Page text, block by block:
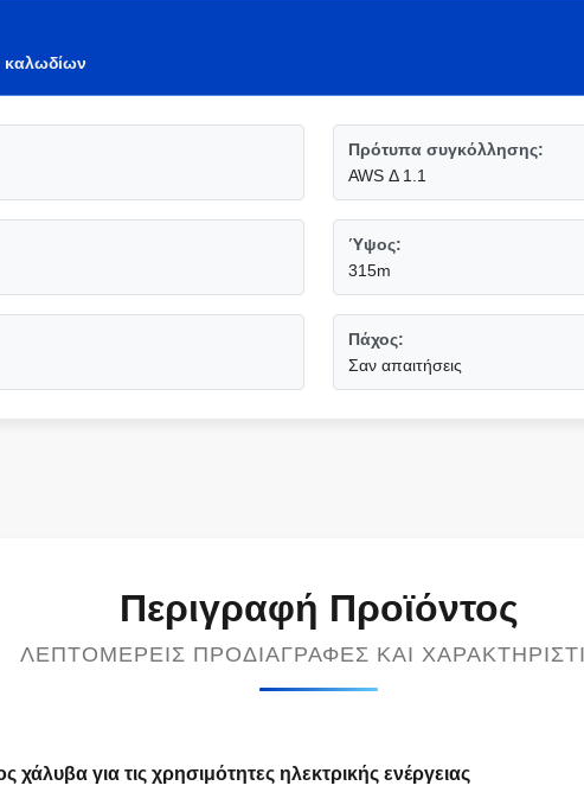
Πρότυπα συγκόλλησης:
AWS Δ 1.1
Ύψος:
315m
Πάχος:
Σαν απαιτήσεις
Περιγραφή Προϊόντος
ΛΕΠΤΟΜΕΡΕΊΣ ΠΡΟΔΙΑΓΡΑΦΈΣ ΚΑΙ
για τις χρησιμότητες ηλεκτρικής ενέργειας